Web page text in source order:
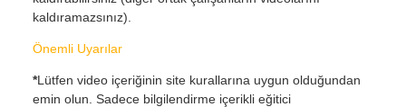
kaldıramazsınız).
Önemli Uyarılar
*Lütfen video içeriğinin site kurallarına uygun olduğundan
emin olun. Sadece bilgilendirme içerikli eğitici